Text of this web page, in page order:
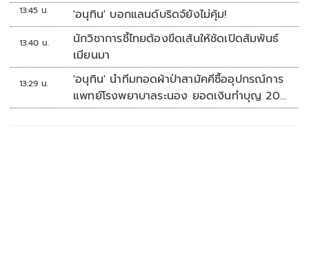
13:45 น. 'อนุทิน' บอกแลนด์บริดจ์ยังไม่คุ้ม!
13:40 น.
นักวิชาการชี้ไทยต้องขีดเส้นให้ชัดเปิดสัมพันธ์
เมียนมา
13:29 น.
'อนุทิน' นำทีมทอดผ้าป่าสามัคคีซื้ออุปกรณ์การ
แพทย์โรงพยาบาลระนอง ยอดเงินทำบุญ 20
ล้านบาท